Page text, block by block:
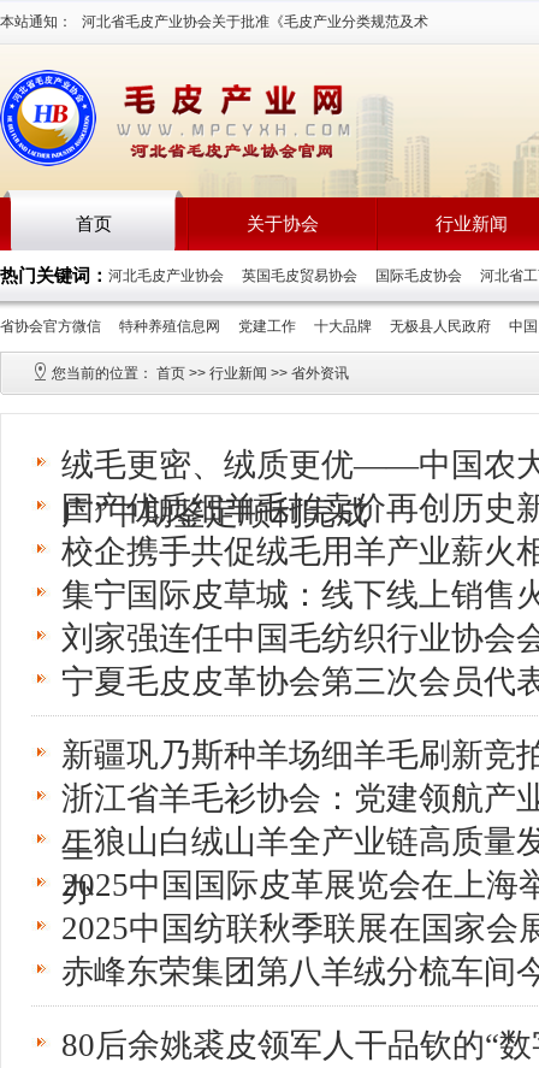
本站通知： 河北省毛皮产业协会关于批准《毛皮产业分类规范及术
语》等三项团体标准立项通知2026-7-16
首页 关于协会 行业新闻
热门关键词： 河北毛皮产业协会 英国毛皮贸易协会 国际毛皮协会 河北省
省协会官方微信 特种养殖信息网 党建工作 十大品牌 无极县人民政府 中
您当前的位置： 首页 >> 行业新闻 >> 省外资讯
绒毛更密、绒质更优——中国农
广”中期鉴定顺利完成
国产优质细羊毛拍卖价再创历史
校企携手共促绒毛用羊产业薪火
集宁国际皮草城：线下线上销售
刘家强连任中国毛纺织行业协会
宁夏毛皮皮革协会第三次会员代
新疆巩乃斯种羊场细羊毛刷新竞
浙江省羊毛衫协会：党建领航产
生
二狼山白绒山羊全产业链高质量
办
2025中国国际皮革展览会在上海
2025中国纺联秋季联展在国家会
赤峰东荣集团第八羊绒分梳车间
80后余姚裘皮领军人干品钦的“